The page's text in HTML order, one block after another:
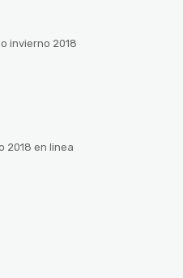
invierno 2018
2018 en linea